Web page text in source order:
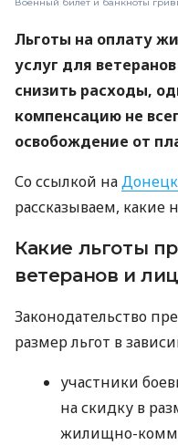
Военный билет и банкноты
Льготы на оплату
услуг для
снизить расходы,
компенсацию не
освобождение от
Со ссылкой на
рассказываем, какие
Какие льготы
ветеранов и
Законодательство
размер льгот в
участники
на скидку в
жилищно-